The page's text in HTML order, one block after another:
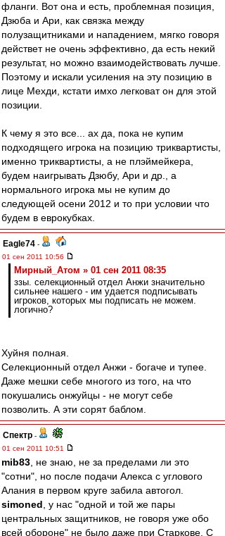
фланги. Вот она и есть, проблемная позиция,
Дзюба и Ари, как связка между
полузащитниками и нападением, мягко говоря
действет не очень эффективно, да есть некий
результат, но можно взаимодействовать лучше.
Поэтому и искали усиления на эту позицию в
лице Мехди, кстати имхо легковат он для этой
позиции.
К чему я это все... ах да, пока не купим
подходящего игрока на позицию триквартисты,
именно триквартисты, а не плэймейкера,
будем наигрывать Дзюбу, Ари и др., а
нормального игрока мы не купим до
следующей осени 2012 и то при условии что
будем в еврокубках.
Eagle74 -
01 сен 2011 10:56
Мирный_Атом » 01 сен 2011 08:35
ззы. селекционный отдел Анжи значительно
сильнее нашего - им удается подписывать
игроков, которых мы подписать не можем.
логично?
Хуйня полная.
Селекционный отдел Анжи - богаче и тупее.
Даже мешки себе многого из того, на что
покушались онжуйцы - не могут себе
позволить. А эти сорят баблом.
Спектр -
01 сен 2011 10:51
mib83 , не знаю, не за пределами ли это
"сотни", но после подачи Алекса с углового
Алания в первом круге забила автогол.
simoned , у нас "одной и той же пары
центральных защитников, не говоря уже обо
всей обороне" не было даже при Старкове. С